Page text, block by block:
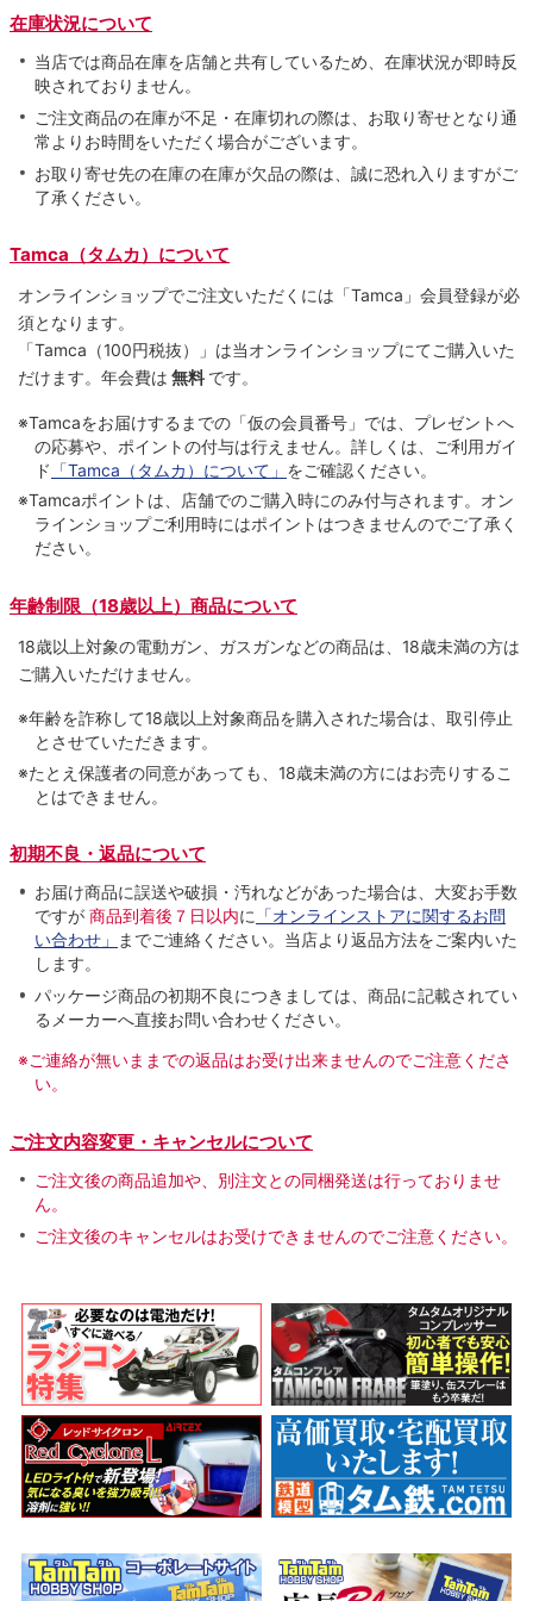
在庫状況について
当店では商品在庫を店舗と共有しているため、在庫状況が即時反
映されておりません。
ご注文商品の在庫が不足・在庫切れの際は、お取り寄せとなり通
常よりお時間をいただく場合がございます。
お取り寄せ先の在庫の在庫が欠品の際は、誠に恐れ入りますがご
了承ください。
Tamca（タムカ）について
オンラインショップでご注⽂いただくには「Tamca」会員登録が必
須となります。
「Tamca （100円税抜）
」は当オンラインショップにてご購⼊いた
だけます。 年会費は 無料 です。
※Tamcaをお届けするまでの「仮の会員番号」では、プレゼントへ
の応募や、ポイントの付与は⾏えません。詳しくは、ご利⽤ガイ
ド 「Tamca（タムカ）について」 をご確認ください。
※Tamcaポイントは、店舗でのご購⼊時にのみ付与されます。オン
ラインショップご利用時にはポイントはつきませんのでご了承く
ださい。
年齢制限（18歳以上）商品について
18歳以上対象の電動ガン、ガスガンなどの商品は、18歳未満の方は
ご購入いただけません。
※年齢を詐称して18歳以上対象商品を購入された場合は、取引停止
とさせていただきます。
※たとえ保護者の同意があっても、18歳未満の方にはお売りするこ
とはできません。
初期不良・返品について
お届け商品に誤送や破損・汚れなどがあった場合は、大変お手数
ですが 商品到着後７日以内に 「オンラインストアに関するお問
い合わせ」
までご連絡ください。当店より返品方法をご案内いた
します。
パッケージ商品の初期不良につきましては、商品に記載されてい
るメーカーへ直接お問い合わせください。
※ご連絡が無いままでの返品はお受け出来ませんのでご注意くださ
い。
ご注文内容変更・キャンセルについて
ご注文後の商品追加や、別注文との同梱発送は行っておりませ
ん。
ご注文後のキャンセルはお受けできませんのでご注意ください。